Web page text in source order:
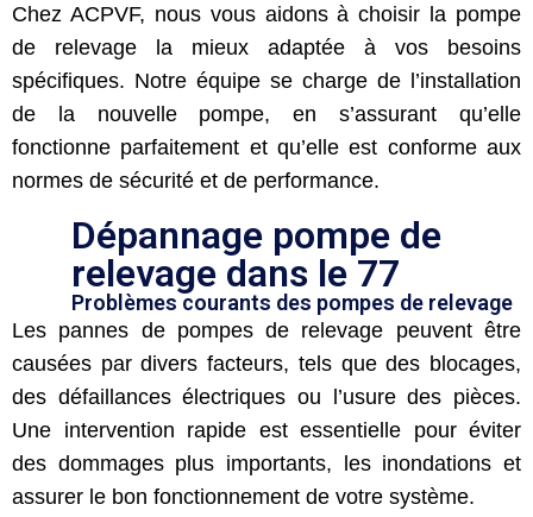
Chez ACPVF, nous vous aidons à choisir la pompe
de relevage la mieux adaptée à vos besoins
spécifiques. Notre équipe se charge de l’installation
de la nouvelle pompe, en s’assurant qu’elle
fonctionne parfaitement et qu’elle est conforme aux
normes de sécurité et de performance.
Dépannage pompe de
relevage dans le 77
Problèmes courants des pompes de relevage
Les pannes de pompes de relevage peuvent être
causées par divers facteurs, tels que des blocages,
des défaillances électriques ou l’usure des pièces.
Une intervention rapide est essentielle pour éviter
des dommages plus importants, les inondations et
assurer le bon fonctionnement de votre système.